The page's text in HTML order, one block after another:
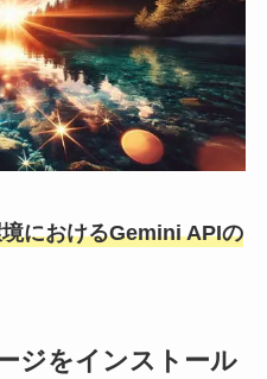
におけるGemini APIの
ジをインストール